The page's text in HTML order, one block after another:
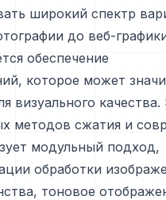
широкий спектр
до веб-
обеспечение
которое может
визуального качества.
методов сжатия и
модульный подход,
обработки
тоновое